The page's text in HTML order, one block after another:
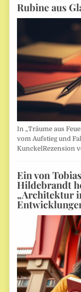
Rubine aus
In „Träume aus
vom Aufstieg und
KunckelRezension
Ein von
Hildebrandt
„Architektur